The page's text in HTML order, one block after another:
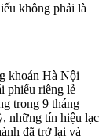
không phải là
khoán Hà Nội
phiếu riêng lẻ
trong 9 tháng
những tín hiệu lạc
đã trở lại và